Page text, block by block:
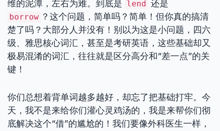
维的泥潭，左右为难。到底是 lend 还是
borrow ？这个问题，简单吗？简单！但你真的搞清
楚了吗？大部分人并没有！别以为这是小问题，四六
级、雅思核心词汇，甚至是考研英语，这些基础却又
极易混淆的词汇，往往就是区分高分和“差一点”的关
键！
你们总想着背单词越多越好，却忘了把基础打牢。今
天，我不是来给你们灌心灵鸡汤的，我是来帮你们彻
底解决这个“借”的尴尬的！我们要像外科医生一样，